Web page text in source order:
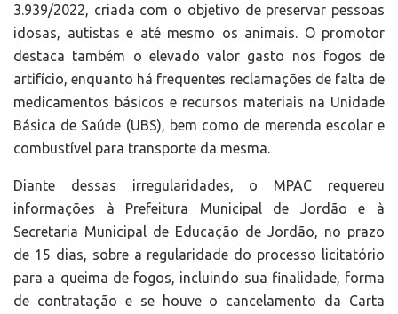
3.939/2022, criada com o objetivo de preservar pessoas
idosas, autistas e até mesmo os animais. O promotor
destaca também o elevado valor gasto nos fogos de
artifício, enquanto há frequentes reclamações de falta de
medicamentos básicos e recursos materiais na Unidade
Básica de Saúde (UBS), bem como de merenda escolar e
combustível para transporte da mesma.
Diante dessas irregularidades, o MPAC requereu
informações à Prefeitura Municipal de Jordão e à
Secretaria Municipal de Educação de Jordão, no prazo
de 15 dias, sobre a regularidade do processo licitatório
para a queima de fogos, incluindo sua finalidade, forma
de contratação e se houve o cancelamento da Carta